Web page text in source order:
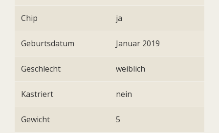
Chip ja
Geburtsdatum Januar 2019
Geschlecht weiblich
Kastriert nein
Gewicht 5